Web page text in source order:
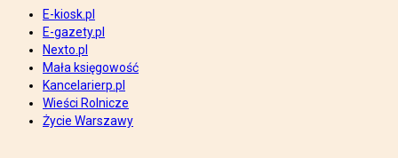
E-kiosk.pl
E-gazety.pl
Nexto.pl
Mała księgowość
Kancelarierp.pl
Wieści Rolnicze
Życie Warszawy